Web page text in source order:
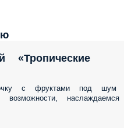
с фруктами под шум
наслаждаемся